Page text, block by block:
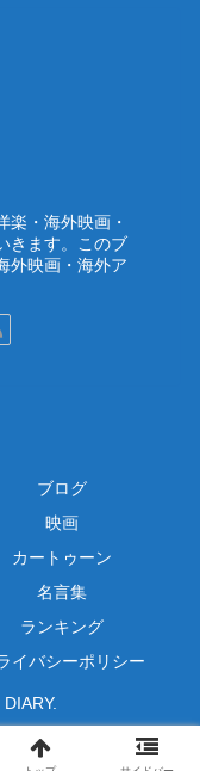
楽・海外映画・
きます。このブ
外映画・海外ア
ブログ
映画
カートゥーン
名言集
ランキング
イバシーポリシー